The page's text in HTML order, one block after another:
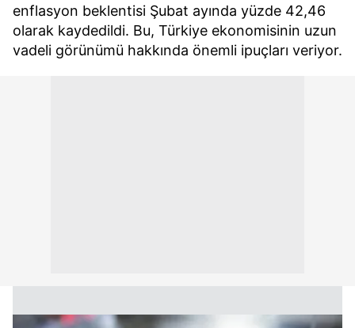
enflasyon beklentisi Şubat ayında yüzde 42,46
olarak kaydedildi. Bu, Türkiye ekonomisinin uzun
vadeli görünümü hakkında önemli ipuçları veriyor.